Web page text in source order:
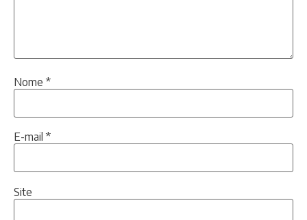
Nome *
E-mail *
Site